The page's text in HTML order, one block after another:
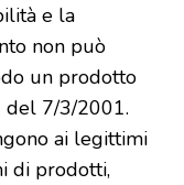
e la
non può
un prodotto
del 7/3/2001.
ai legittimi
di prodotti,